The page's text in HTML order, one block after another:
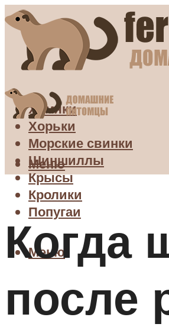
Хомяки
Хорьки
Морские свинки
Шиншиллы
Крысы
Кролики
Попугаи
Меню
Меню
Когда
после